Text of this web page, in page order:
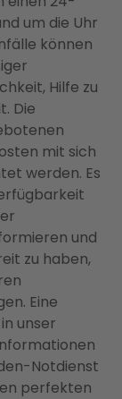
um die Uhr
können
Hilfe zu
Die
mit sich
werden. Es
und
zu haben,
Eine
unser
Notdienst
perfekten